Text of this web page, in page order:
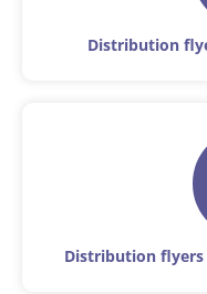
Distribution
Distribution flyers